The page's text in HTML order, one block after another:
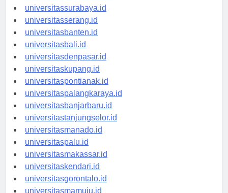
universitasyogyakarta.id
universitassurabaya.id
universitasserang.id
universitasbanten.id
universitasbali.id
universitasdenpasar.id
universitaskupang.id
universitaspontianak.id
universitaspalangkaraya.id
universitasbanjarbaru.id
universitastanjungselor.id
universitasmanado.id
universitaspalu.id
universitasmakassar.id
universitaskendari.id
universitasgorontalo.id